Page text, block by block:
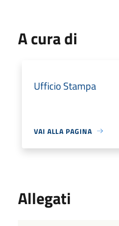
A cura di
Ufficio Stampa
VAI ALLA PAGINA
Allegati